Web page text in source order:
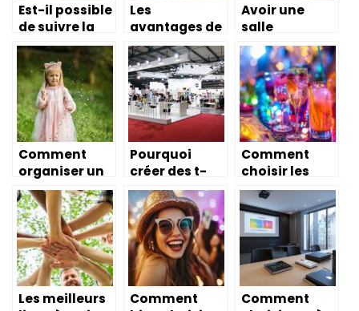
Est-il possible
de suivre la
formation
HACCP en
ligne ?
Les
avantages de
la location
d’écran géant
Avoir une
salle
exceptionnell
e avec des
tables bien
décorées
pour le Nouvel
An
Comment
organiser un
anniversaire
pour votre
enfant ?
Pourquoi
créer des t-
shirts pour un
événement ?
Comment
choisir les
meilleures
boissons sans
alcool pour
vos fêtes
Les meilleurs
Comment
Comment